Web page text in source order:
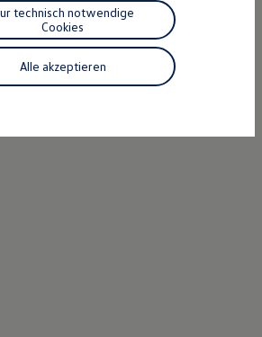
und Ladekabel
für Ihr Modell finden
Apps, Login und Shop
und Fahrzeug verbinden
Alle akzeptieren
technisch notwendige
Cookies